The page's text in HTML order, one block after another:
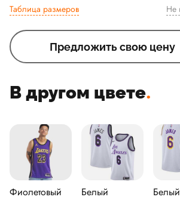
Таблица размеров
Предложить свою цену
В другом цвете.
Фиолетовый Белый Белый